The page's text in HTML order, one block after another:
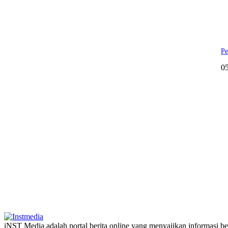
iNST Media adalah portal berita online yang menyajikan informasi